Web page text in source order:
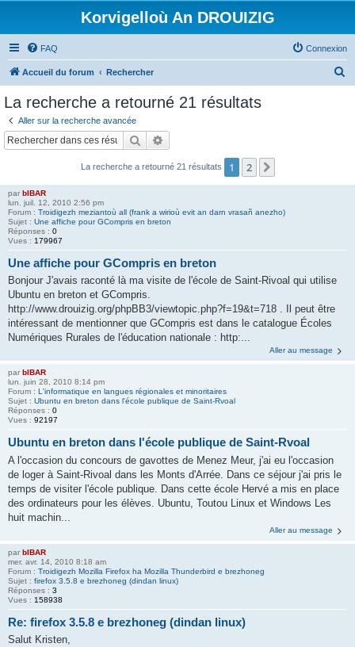
Korvigelloù An DROUIZIG
FAQ Connexion
Accueil du forum Rechercher
c
La recherche a retourné 21 résultats
Aller sur la recherche avancée
Rechercher
La recherche a retourné 21 résultats 1 2
par bIBAR
lun. juil. 12, 2010 2:56 pm
Forum : Troidigezh meziantoù all (frank a wirioù evit an darn vrasañ anezho)
Sujet : Une affiche pour GCompris en breton
Réponses : 0
Vues : 179967
Une affiche pour GCompris en breton
Bonjour J'avais raconté là ma visite de l'école de Saint-Rivoal qui utilise
Ubuntu en breton et GCompris.
http://www.drouizig.org/phpBB3/viewtopic.php?f=19&t=718 . Il peut être
intéressant de mentionner que GCompris est dans le catalogue Écoles
Numériques Rurales de l'éducation nationale : http:...
Aller au message
par bIBAR
lun. juin 28, 2010 8:14 pm
Forum : L'informatique en langues régionales et minoritaires
Sujet : Ubuntu en breton dans l'école publique de Saint-Rvoal
Réponses : 0
Vues : 92197
Ubuntu en breton dans l'école publique de Saint-Rvoal
A l'occasion du concours de gavottes de Menez Meur, j'ai eu l'occasion
de loger à Saint-Rivoal dans les Monts d'Arrée. Dans ce séjour j'ai pris le
temps de visiter l'école publique. Dans cette école Hervé a mis en place
des ordinateurs pour les élèves. Ubuntu, Toutou Linux et Windows Les
huit machin...
Aller au message
par bIBAR
mer. avr. 14, 2010 8:18 am
Forum : Troidigezh Mozilla Firefox ha Mozilla Thunderbird e brezhoneg
Sujet : firefox 3.5.8 e brezhoneg (dindan linux)
Réponses : 3
Vues : 158938
Re: firefox 3.5.8 e brezhoneg (dindan linux)
Salut Kristen,